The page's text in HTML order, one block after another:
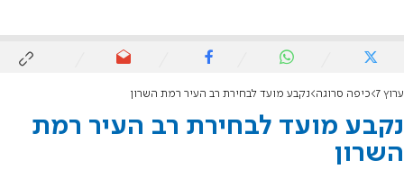
ערוץ 7 כיפה סרוגה נקבע מועד לבחירת רב העיר רמת השרון
נקבע מועד לבחירת רב העיר רמת
השרון